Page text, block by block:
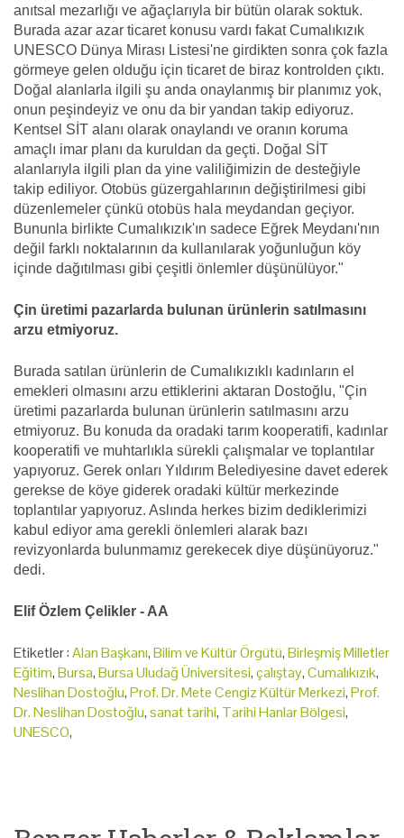
anıtsal mezarlığı ve ağaçlarıyla bir bütün olarak soktuk.
Burada azar azar ticaret konusu vardı fakat Cumalıkızık
UNESCO Dünya Mirası Listesi'ne girdikten sonra çok fazla
görmeye gelen olduğu için ticaret de biraz kontrolden çıktı.
Doğal alanlarla ilgili şu anda onaylanmış bir planımız yok,
onun peşindeyiz ve onu da bir yandan takip ediyoruz.
Kentsel SİT alanı olarak onaylandı ve oranın koruma
amaçlı imar planı da kuruldan da geçti. Doğal SİT
alanlarıyla ilgili plan da yine valiliğimizin de desteğiyle
takip ediliyor. Otobüs güzergahlarının değiştirilmesi gibi
düzenlemeler çünkü otobüs hala meydandan geçiyor.
Bununla birlikte Cumalıkızık'ın sadece Eğrek Meydanı'nın
değil farklı noktalarının da kullanılarak yoğunluğun köy
içinde dağıtılması gibi çeşitli önlemler düşünülüyor."
Çin üretimi pazarlarda bulunan ürünlerin satılmasını
arzu etmiyoruz.
Burada satılan ürünlerin de Cumalıkızıklı kadınların el
emekleri olmasını arzu ettiklerini aktaran Dostoğlu, "Çin
üretimi pazarlarda bulunan ürünlerin satılmasını arzu
etmiyoruz. Bu konuda da oradaki tarım kooperatifi, kadınlar
kooperatifi ve muhtarlıkla sürekli çalışmalar ve toplantılar
yapıyoruz. Gerek onları Yıldırım Belediyesine davet ederek
gerekse de köye giderek oradaki kültür merkezinde
toplantılar yapıyoruz. Aslında herkes bizim dediklerimizi
kabul ediyor ama gerekli önlemleri alarak bazı
revizyonlarda bulunmamız gerekecek diye düşünüyoruz."
dedi.
Elif Özlem Çelikler - AA
Etiketler :Alan Başkanı,Bilim ve Kültür Örgütü,Birleşmiş Milletler
Eğitim,Bursa,Bursa Uludağ Üniversitesi,çalıştay,Cumalıkızık,
Neslihan Dostoğlu,Prof. Dr. Mete Cengiz Kültür Merkezi,Prof.
Dr. Neslihan Dostoğlu,sanat tarihi, Tarihi Hanlar Bölgesi,
UNESCO,